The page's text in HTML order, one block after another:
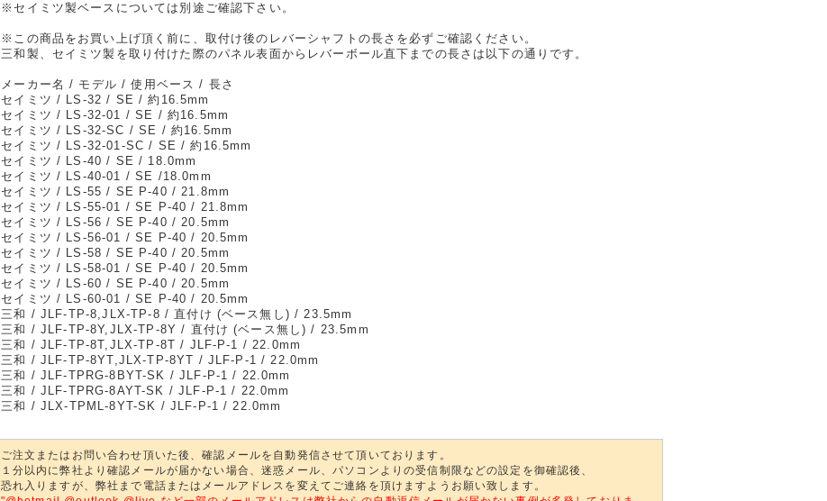
※セイミツ製ベースについては別途ご確認下さい。
※この商品をお買い上げ頂く前に、取付け後のレバーシャフトの長さを必ずご確認ください。
三和製、セイミツ製を取り付けた際のパネル表面からレバーボール直下までの長さは以下の通りです。
メーカー名 / モデル / 使用ベース / 長さ
セイミツ / LS-32 / SE / 約16.5mm
セイミツ / LS-32-01 / SE / 約16.5mm
セイミツ / LS-32-SC / SE / 約16.5mm
セイミツ / LS-32-01-SC / SE / 約16.5mm
セイミツ / LS-40 / SE / 18.0mm
セイミツ / LS-40-01 / SE /18.0mm
セイミツ / LS-55 / SE P-40 / 21.8mm
セイミツ / LS-55-01 / SE P-40 / 21.8mm
セイミツ / LS-56 / SE P-40 / 20.5mm
セイミツ / LS-56-01 / SE P-40 / 20.5mm
セイミツ / LS-58 / SE P-40 / 20.5mm
セイミツ / LS-58-01 / SE P-40 / 20.5mm
セイミツ / LS-60 / SE P-40 / 20.5mm
セイミツ / LS-60-01 / SE P-40 / 20.5mm
三和 / JLF-TP-8,JLX-TP-8 / 直付け (ベース無し) / 23.5mm
三和 / JLF-TP-8Y,JLX-TP-8Y / 直付け (ベース無し) / 23.5mm
三和 / JLF-TP-8T,JLX-TP-8T / JLF-P-1 / 22.0mm
三和 / JLF-TP-8YT,JLX-TP-8YT / JLF-P-1 / 22.0mm
三和 / JLF-TPRG-8BYT-SK / JLF-P-1 / 22.0mm
三和 / JLF-TPRG-8AYT-SK / JLF-P-1 / 22.0mm
三和 / JLX-TPML-8YT-SK / JLF-P-1 / 22.0mm
ご注文またはお問い合わせ頂いた後、確認メールを自動発信させて頂いております。
１分以内に弊社より確認メールが届かない場合、迷惑メール、パソコンよりの受信制限などの設定を御確認後、
恐れ入りますが、弊社まで電話またはメールアドレスを変えてご連絡を頂けますようお願い致します。